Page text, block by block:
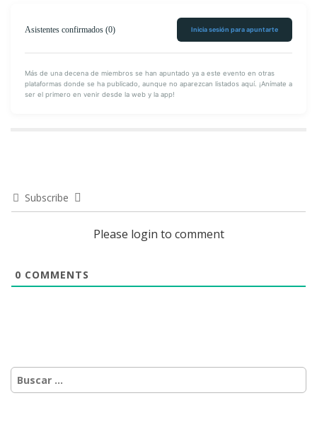
Asistentes confirmados (0) Inicia sesión para apuntarte
Más de una decena de miembros se han apuntado ya a este evento en otras
plataformas donde se ha publicado, aunque no aparezcan listados aquí. ¡Anímate a
ser el primero en venir desde la web y la app!
Subscribe
Please login to comment
0 COMMENTS
Buscar: